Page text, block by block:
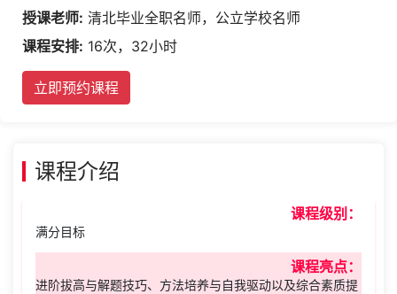
授课老师: 清北毕业全职名师，公立学校名师
课程安排: 16次，32小时
立即预约课程
课程介绍
课程级别：
满分目标
课程亮点：
进阶拔高与解题技巧、方法培养与自我驱动以及综合素质提